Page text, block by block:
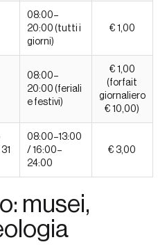
08:00–
20:00 (tutti i
giorni)
€ 1,00
08:00–
20:00 (feriali
e festivi)
€ 1,00
(forfait
giornaliero
€ 10,00)
08:00–13:00
/ 16:00–
24:00
€ 3,00
musei,